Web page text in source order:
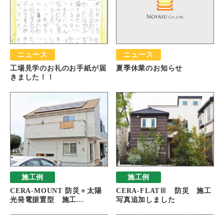
ニュース
工場見学のお礼のお手紙が届
きました！！
ニュース
夏季休業のお知らせ
施工例
CERA-MOUNT 防災＋太陽
光発電据置型 施工...
施工例
CERA-FLATⅢ 防災 施工
写真追加しました